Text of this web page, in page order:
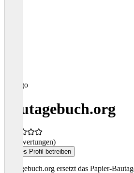
bautagebuch.org
(0 Bewertungen)
Dieses Profil betreiben
bautagebuch.org ersetzt das Papier-